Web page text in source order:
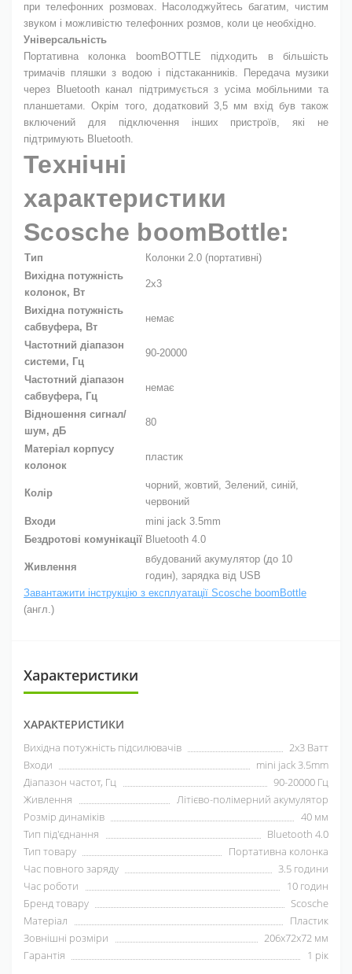
при телефонних розмовах. Насолоджуйтесь багатим, чистим
звуком і можливістю телефонних розмов, коли це необхідно.
Універсальність
Портативна колонка boomBOTTLE підходить в більшість
тримачів пляшки з водою і підстаканників. Передача музики
через Bluetooth канал підтримується з усіма мобільними та
планшетами. Окрім того, додатковий 3,5 мм вхід був також
включений для підключення інших пристроїв, які не
підтримують Bluetooth.
Технічні
характеристики
Scosche boomBottle:
Тип
Колонки 2.0 (портативні)
Вихідна потужність
колонок, Вт
2x3
Вихідна потужність
сабвуфера, Вт
немає
Частотний діапазон
системи, Гц
90-20000
Частотний діапазон
сабвуфера, Гц
немає
Відношення сигнал/
шум, дБ
80
Матеріал корпусу
колонок
пластик
Колір
чорний, жовтий, Зелений, синій,
червоний
Входи
mini jack 3.5mm
Бездротові комунікації Bluetooth 4.0
Живлення
вбудований акумулятор (до 10
годин), зарядка від USB
Завантажити інструкцію з експлуатації Scosche boomBottle
(англ.)
Характеристики
ХАРАКТЕРИСТИКИ
Вихідна потужність підсилювачів
2x3 Ватт
Входи
mini jack 3.5mm
Діапазон частот, Гц
90-20000 Гц
Живлення
Літієво-полімерний акумулятор
Розмір динаміків
40 мм
Тип під'єднання
Bluetooth 4.0
Тип товару
Портативна колонка
Час повного заряду
3.5 години
Час роботи
10 годин
Бренд товару
Scosche
Матеріал
Пластик
Зовнішні розміри
206х72х72 мм
Гарантія
1 рік